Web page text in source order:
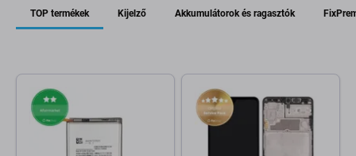
TOP termékek Kijelző Akkumulátorok és ragasztók